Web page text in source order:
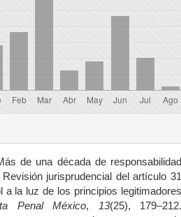
de una década de responsabilidad
jurisprudencial del artículo 31
a la luz de los principios legitimadores
Penal México, 13(25),